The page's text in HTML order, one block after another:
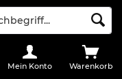
Warenkorb
Mein Konto